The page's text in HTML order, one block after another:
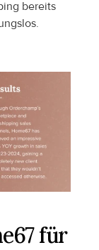
bereits
für